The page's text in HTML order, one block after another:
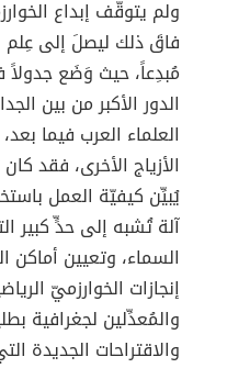
ولم يتوقَّف إبداع
فاقَ ذلك ليصلَ إلى عِلم
مُبدِعاً، حيث وَضَع جدولاً
الدور الأكبر من بين
العلماء العرب فيما
الأزياج الأخرى، فقد
يُبيِّن كيفيّة العمل
آلة تُشبه إلى حدٍّ كبير
السماء، وتعيين أماكن
إنجازات الخوارزميّ
والمُعدِّلين لجغرافية
والاقتراحات الجديدة